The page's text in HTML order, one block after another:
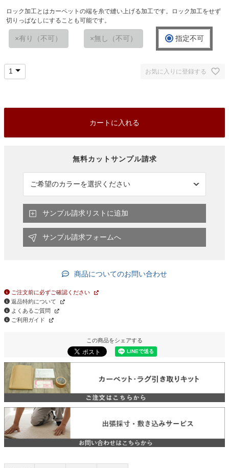
必
須
ロック加工とはカーペットの端を糸で縫い上げる加工です。ロック加工をせず
切りっぱなしにすることも可能です。
有り（不可） 無し（不可） 指定不可
お気に入りに登録する
カートに入れる
サンプル請求リストに追加
サンプル請求フォームへ
商品についてのお問い合わせ
ご注文前に必ずご確認ください
返品特約について
よくあるご質問
ご利用ガイド
この商品をシェアする